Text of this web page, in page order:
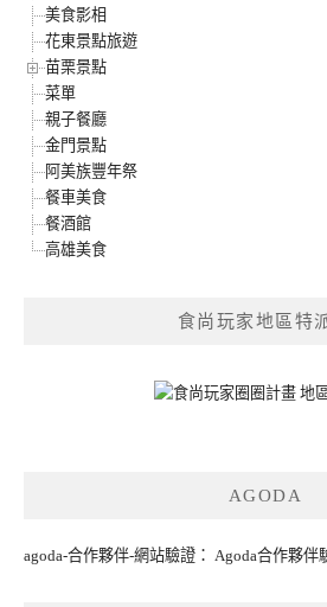
美食影相
花東景點旅遊
苗栗景點
菜單
親子餐廳
金門景點
阿美族豐年祭
餐車美食
餐酒館
高雄美食
食尚玩家地區特
AGODA
agoda-合作夥伴-網站驗證： Agoda合作夥伴